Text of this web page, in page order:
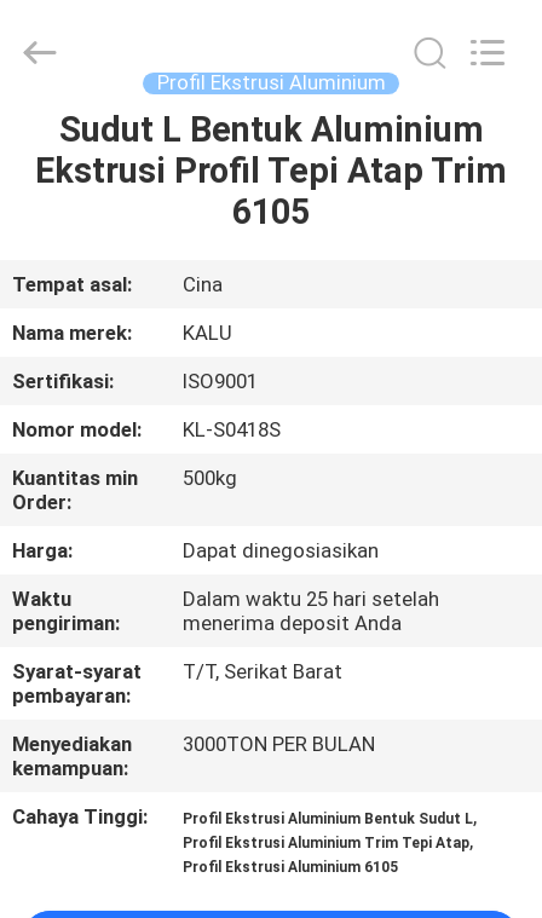
RUMAH
TAMPILAN
VR
TENTANG
KAMI
TUR
PABRIK
KONTROL
KUALITAS
HUBUNGI
Rights
Profil Ekstrusi Aluminium
Sudut L Bentuk Aluminium
Ekstrusi Profil Tepi Atap Trim
6105
Tempat asal:
Cina
Nama merek:
KALU
Sertifikasi:
ISO9001
Nomor model:
KL-S0418S
Kuantitas min
Order:
500kg
Harga:
Dapat dinegosiasikan
Waktu
pengiriman:
Dalam waktu 25 hari setelah
menerima deposit Anda
Syarat-syarat
pembayaran:
T/T, Serikat Barat
Menyediakan
kemampuan:
3000TON PER BULAN
Cahaya Tinggi: Profil Ekstrusi Aluminium Bentuk Sudut L,
Profil Ekstrusi Aluminium Trim Tepi Atap,
Profil Ekstrusi Aluminium 6105